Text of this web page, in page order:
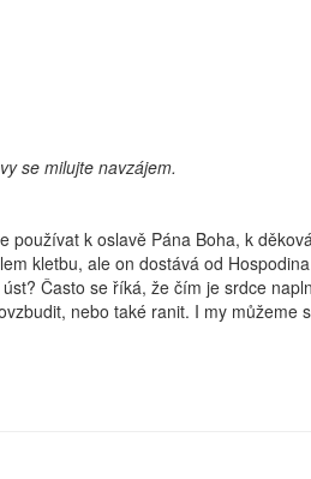
se milujte navzájem.
k oslavě Pána Boha, k
kletbu, ale on dostává od
Často se říká, že čím je srdce
nebo také ranit. I my